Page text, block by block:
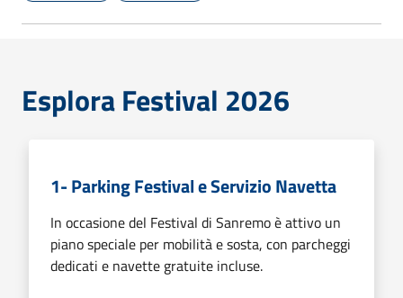
Esplora Festival 2026
1- Parking Festival e Servizio Navetta
In occasione del Festival di Sanremo è attivo un
piano speciale per mobilità e sosta, con parcheggi
dedicati e navette gratuite incluse.